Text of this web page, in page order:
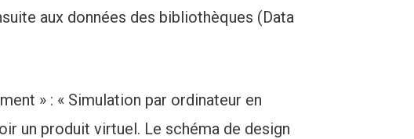
aux données des bibliothèques (Data
» : « Simulation par ordinateur en
un produit virtuel. Le schéma de design